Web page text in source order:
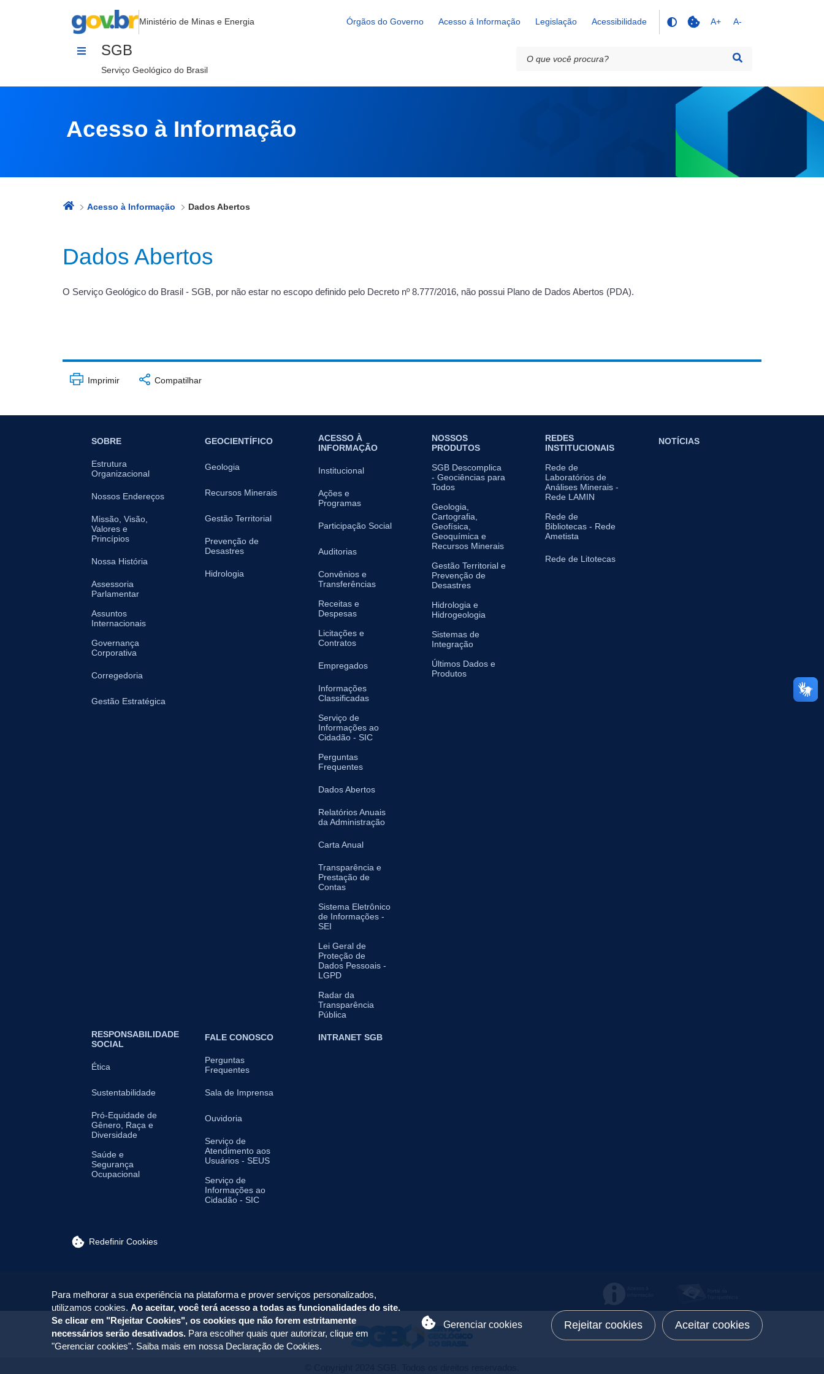
Ministério de Minas e Energia Órgãos do Governo Acesso á Informação Legislação Acessibilidade A+ A-
SGB
Serviço Geológico do Brasil
Acesso à Informação
Acesso à Informação Dados Abertos
Dados Abertos
O Serviço Geológico do Brasil - SGB, por não estar no escopo definido pelo Decreto nº 8.777/2016, não possui Plano de Dados Abertos (PDA).
Imprimir Compatilhar
SOBRE
Estrutura
Organizacional
Nossos Endereços
Missão, Visão,
Valores e
Princípios
Nossa História
Assessoria
Parlamentar
Assuntos
Internacionais
Governança
Corporativa
Corregedoria
Gestão Estratégica
GEOCIENTÍFICO
Geologia
Recursos Minerais
Gestão Territorial
Prevenção de
Desastres
Hidrologia
ACESSO À
INFORMAÇÃO
Institucional
Ações e
Programas
Participação Social
Auditorias
Convênios e
Transferências
Receitas e
Despesas
Licitações e
Contratos
Empregados
Informações
Classificadas
Serviço de
Informações ao
Cidadão - SIC
Perguntas
Frequentes
Dados Abertos
Relatórios Anuais
da Administração
Carta Anual
Transparência e
Prestação de
Contas
Sistema Eletrônico
de Informações -
SEI
Lei Geral de
Proteção de
Dados Pessoais -
LGPD
Radar da
Transparência
Pública
NOSSOS
PRODUTOS
SGB Descomplica
- Geociências para
Todos
Geologia,
Cartografia,
Geofísica,
Geoquímica e
Recursos Minerais
Gestão Territorial e
Prevenção de
Desastres
Hidrologia e
Hidrogeologia
Sistemas de
Integração
Últimos Dados e
Produtos
REDES
INSTITUCIONAIS
Rede de
Laboratórios de
Análises Minerais -
Rede LAMIN
Rede de
Bibliotecas - Rede
Ametista
Rede de Litotecas
NOTÍCIAS
RESPONSABILIDADE
SOCIAL
Ética
Sustentabilidade
Pró-Equidade de
Gênero, Raça e
Diversidade
Saúde e
Segurança
Ocupacional
FALE CONOSCO
Perguntas
Frequentes
Sala de Imprensa
Ouvidoria
Serviço de
Atendimento aos
Usuários - SEUS
Serviço de
Informações ao
Cidadão - SIC
INTRANET SGB
Redefinir Cookies
Para melhorar a sua experiência na plataforma e prover serviços personalizados,
utilizamos cookies. Ao aceitar, você terá acesso a todas as funcionalidades do site.
Se clicar em "Rejeitar Cookies", os cookies que não forem estritamente
necessários serão desativados. Para escolher quais quer autorizar, clique em
"Gerenciar cookies". Saiba mais em nossa Declaração de Cookies.
Gerenciar cookies Rejeitar cookies Aceitar cookies